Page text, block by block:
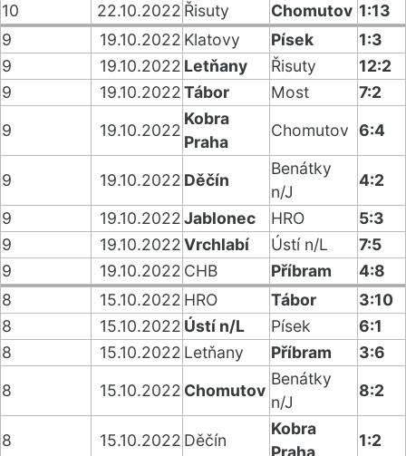
10
22.10.2022 Řisuty Chomutov 1:13
9
19.10.2022 Klatovy Písek
1:3
9
19.10.2022 Letňany Řisuty
12:2
9
19.10.2022Tábor Most
7:2
9
19.10.2022
Kobra
Praha
Chomutov 6:4
9 19.10.2022 Děčín
Benátky
n/J
4:2
9
19.10.2022Jablonec HRO
5:3
9
19.10.2022Vrchlabí Ústí n/L
7:5
9
19.10.2022 CHB Příbram
4:8
8
15.10.2022 HRO Tábor
3:10
8
15.10.2022 Ústí n/L Písek
6:1
8
15.10.2022 Letňany Příbram
3:6
8
15.10.2022 Chomutov
Benátky
n/J
8:2
8 15.10.2022 Děčín
Kobra
Praha
1:2